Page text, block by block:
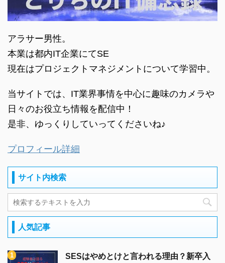
アラサー男性。
本業は都内IT企業にてSE
現在はプロジェクトマネジメントについて学習中。
当サイトでは、IT業界事情を中心に趣味のカメラや
日々のお役立ち情報を配信中！
是非、ゆっくりしていってくださいね♪
プロフィール詳細
サイト内検索
人気記事
SESはやめとけと言われる理由？新卒入